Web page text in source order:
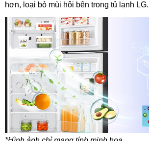
hơn, loại bỏ mùi hôi bên trong tủ lạnh LG.